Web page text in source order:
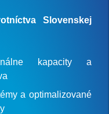
Slovenskej
kapacity a
a optimalizované